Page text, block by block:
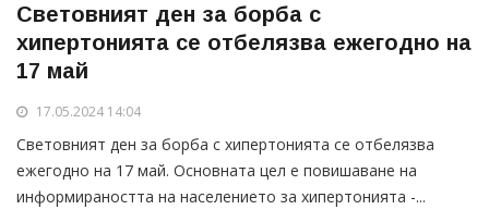
Световният ден за борба с
хипертонията се отбелязва ежегодно на
17 май
17.05.2024 14:04
Световният ден за борба с хипертонията се отбелязва
ежегодно на 17 май. Основната цел е повишаване на
информираността на населението за хипертонията -...